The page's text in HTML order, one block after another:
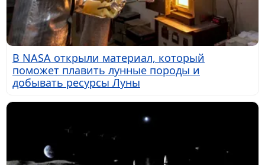
В NASA открыли материал, который
поможет плавить лунные породы и
добывать ресурсы Луны